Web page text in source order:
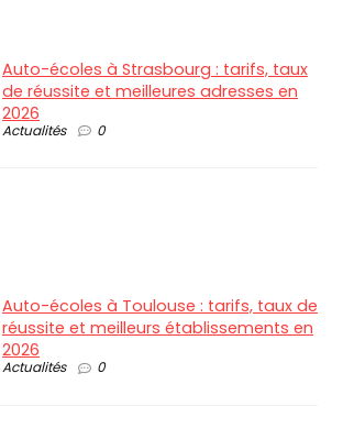
Auto-écoles à Strasbourg : tarifs, taux
de réussite et meilleures adresses en
2026
Actualités 0
Auto-écoles à Toulouse : tarifs, taux de
réussite et meilleurs établissements en
2026
Actualités 0